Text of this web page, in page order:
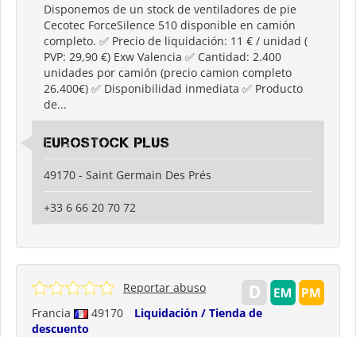
Disponemos de un stock de ventiladores de pie
Cecotec ForceSilence 510 disponible en camión
completo. ✅ Precio de liquidación: 11 € / unidad (
PVP: 29,90 €) Exw Valencia ✅ Cantidad: 2.400
unidades por camión (precio camion completo
26.400€) ✅ Disponibilidad inmediata ✅ Producto
de...
Eurostock Plus
49170 - Saint Germain Des Prés
+33 6 66 20 70 72
Francia 49170
Liquidación / Tienda de
descuento
Reportar abuso